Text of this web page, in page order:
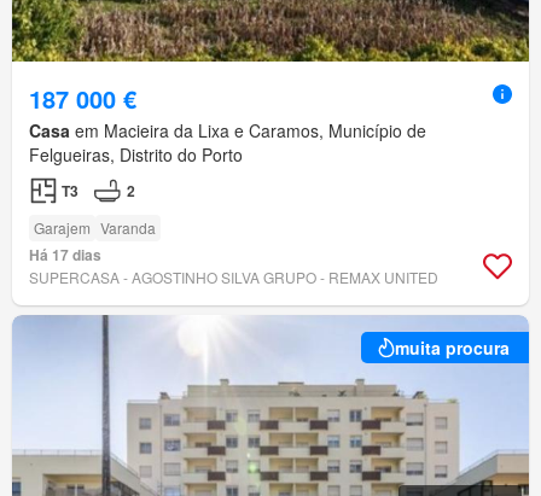
187 000 €
Casa em Macieira da Lixa e Caramos, Município de
Felgueiras, Distrito do Porto
T3 2
Garajem Varanda
Há 17 dias
SUPERCASA - AGOSTINHO SILVA GRUPO - REMAX UNITED
muita procura